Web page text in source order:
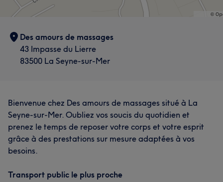
Des amours de massages
43 Impasse du Lierre
83500 La Seyne-sur-Mer
Bienvenue chez Des amours de massages situé à La
Seyne-sur-Mer. Oubliez vos soucis du quotidien et
prenez le temps de reposer votre corps et votre esprit
grâce à des prestations sur mesure adaptées à vos
besoins.
Transport public le plus proche